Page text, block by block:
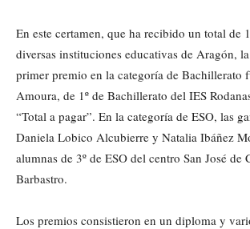
En este certamen, que ha recibido un total de
diversas instituciones educativas de Aragón,
primer premio en la categoría de Bachillerato
Amoura, de 1º de Bachillerato del IES
“Total a pagar”. En la categoría de ESO, las
Daniela Lobico Alcubierre y Natalia Ibáñez
alumnas de 3º de ESO del centro San José de
Barbastro.
Los premios consistieron en un diploma y